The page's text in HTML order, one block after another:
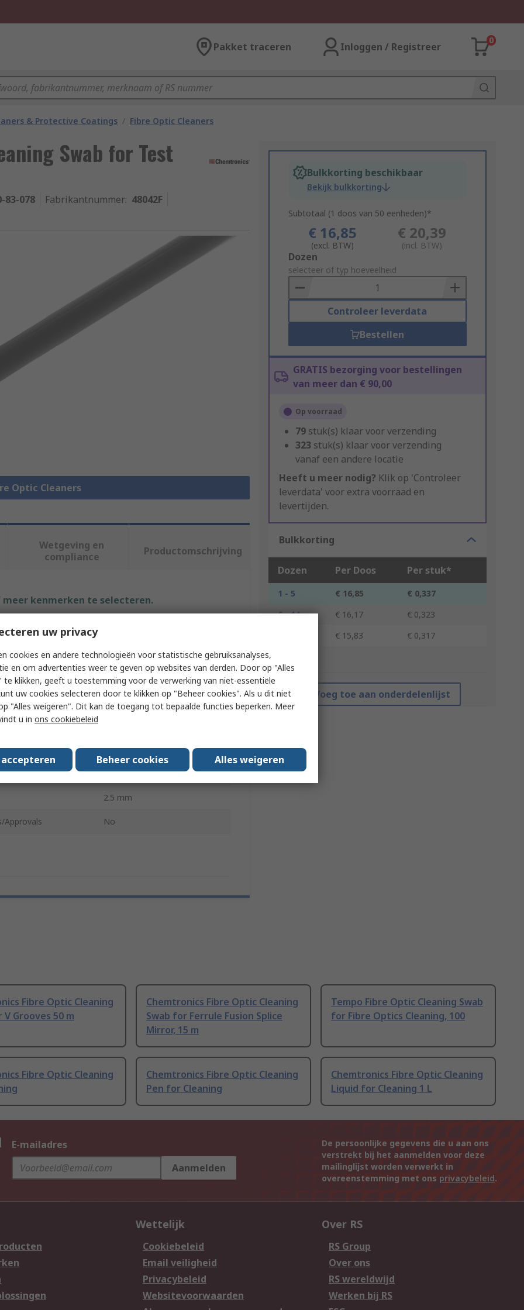
Pakket traceren Inloggen / Registreer
0
& Protective Coatings / Fibre Optic Cleaners
Swab for Test
83-078 Fabrikantnummer: 48042F
Optic Cleaners
Bulkkorting beschikbaar
Bekijk bulkkorting
Subtotaal (1 doos van 50 eenheden)*
€ 16,85
(excl. BTW)
€ 20,39
(incl. BTW)
Add
to
Basket
Dozen
selecteer of typ hoeveelheid
Controleer leverdata
Bestellen
GRATIS bezorging voor bestellingen
van meer dan € 90,00
Op voorraad
79 stuk(s) klaar voor verzending
323 stuk(s) klaar voor verzending
vanaf een andere locatie
Heeft u meer nodig? Klik op 'Controleer
leverdata' voor extra voorraad en
levertijden.
Bulkkorting
Dozen Per Doos Per stuk*
1 - 5 € 16,85
€ 0,337
6 - 14
€ 16,17
€ 0,323
€ 15,83 € 0,317
*prijsindicatie
Voeg toe aan onderdelenlijst
Wetgeving en
compliance
Productomschrijving
kenmerken te selecteren.
Chemtronics
Fibre Optic Cleaning
Swab
Tube
50 m
2.5 mm
Approvals No
Fibre Optic Cleaning
V Grooves 50 m
Chemtronics Fibre Optic Cleaning
Swab for Ferrule Fusion Splice
Mirror, 15 m
Tempo Fibre Optic Cleaning Swab
for Fibre Optics Cleaning, 100
Fibre Optic Cleaning
Chemtronics Fibre Optic Cleaning
Pen for Cleaning
Chemtronics Fibre Optic Cleaning
Liquid for Cleaning 1 L
E-mailadres
Aanmelden
De persoonlijke gegevens die u aan ons
verstrekt bij het aanmelden voor deze
mailinglijst worden verwerkt in
overeenstemming met ons privacybeleid.
Wettelijk
Cookiebeleid
Email veiligheid
Privacybeleid
Websitevoorwaarden
Over RS
RS Group
Over ons
RS wereldwijd
Werken bij RS
uw privacy
cookies en andere technologieën voor statistische gebruiksanalyses,
en om advertenties weer te geven op websites van derden. Door op "Alles
te klikken, geeft u toestemming voor de verwerking van niet-essentiële
uw cookies selecteren door te klikken op "Beheer cookies". Als u dit niet
"Alles weigeren". Dit kan de toegang tot bepaalde functies beperken. Meer
u in ons cookiebeleid
Beheer cookies Alles weigeren